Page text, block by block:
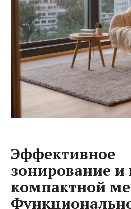
Эффективное
зонирование и
компактной